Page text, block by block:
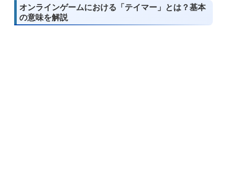
オンラインゲームにおける「テイマー」とは？基本
の意味を解説